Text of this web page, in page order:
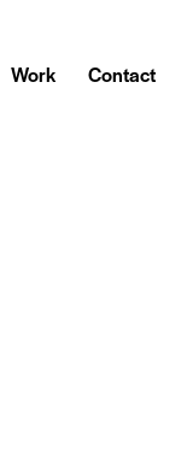
Work Contact